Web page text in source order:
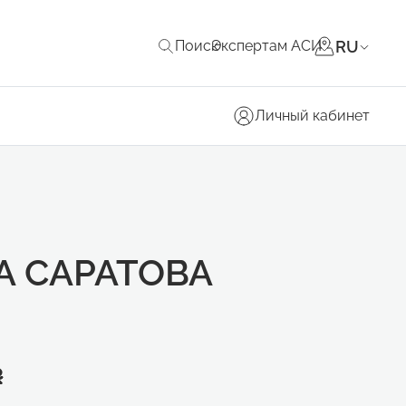
ПоискЭкспертам АСИ RU
Личный кабинет
САРАТОВА